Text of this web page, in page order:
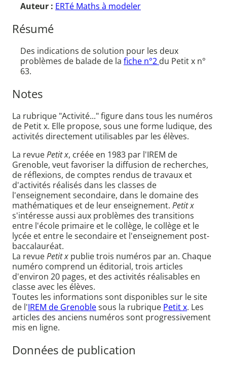
Auteur : ERTé Maths à modeler
Résumé
Des indications de solution pour les deux
problèmes de balade de la fiche n°2 du Petit x n°
63.
Notes
La rubrique "Activité..." figure dans tous les numéros
de Petit x. Elle propose, sous une forme ludique, des
activités directement utilisables par les élèves.
La revuePetit x, créée en 1983 par l'IREM de
Grenoble, veut favoriser la diffusion de recherches,
de réflexions, de comptes rendus de travaux et
d'activités réalisés dans les classes de
l'enseignement secondaire, dans le domaine des
mathématiques et de leur enseignement. Petit x
s'intéresse aussi aux problèmes des transitions
entre l'école primaire et le collège, le collège et le
lycée et entre le secondaire et l'enseignement post-
baccalauréat.
La revuePetit x publie trois numéros par an. Chaque
numéro comprend un éditorial, trois articles
d'environ 20 pages, et des activités réalisables en
classe avec les élèves.
Toutes les informations sont disponibles sur le site
de l'IREM de Grenoblesous la rubrique Petit x. Les
articles des anciens numéros sont progressivement
mis en ligne.
Données de publication